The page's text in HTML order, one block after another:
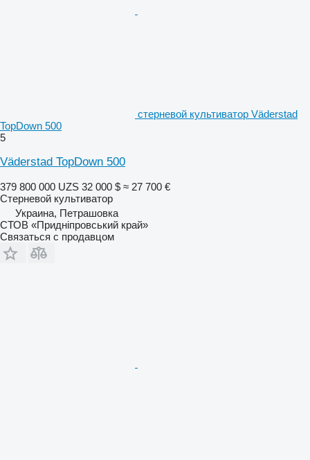
стерневой культиватор Väderstad
TopDown 500
5
Väderstad TopDown 500
379 800 000 UZS 32 000 $ ≈ 27 700 €
Стерневой культиватор
Украина, Петрашовка
СТОВ «Придніпровський край»
Связаться с продавцом